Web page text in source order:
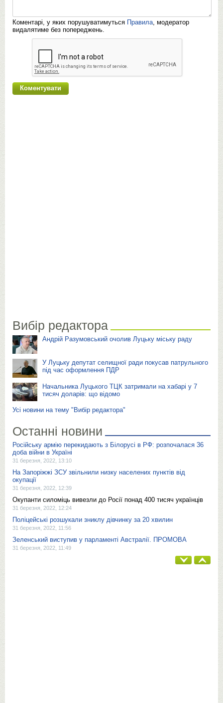
Коментарі, у яких порушуватимуться Правила , модератор
видалятиме без попереджень.
Вибір редактора
Андрій Разумовський очолив Луцьку міську раду
У Луцьку депутат селищної ради покусав патрульного
під час оформлення ПДР
Начальника Луцького ТЦК затримали на хабарі у 7
тисяч доларів: що відомо
Усі новини на тему "Вибір редактора"
Останні новини
Російську армію перекидають з Білорусі в РФ: розпочалася 36
доба війни в Україні
31 березня, 2022, 13:10
На Запоріжжі ЗСУ звільнили низку населених пунктів від
окупації
31 березня, 2022, 12:39
Окупанти силоміць вивезли до Росії понад 400 тисяч українців
31 березня, 2022, 12:24
Поліцейські розшукали зниклу дівчинку за 20 хвилин
31 березня, 2022, 11:56
Зеленський виступив у парламенті Австралії. ПРОМОВА
31 березня, 2022, 11:49